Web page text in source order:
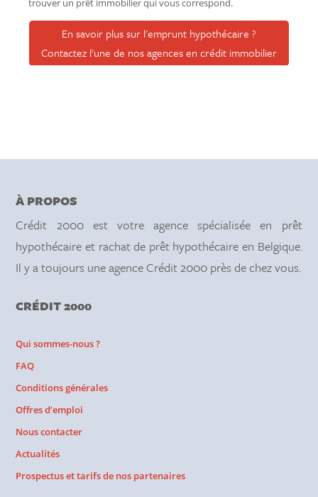
trouver un prêt immobilier qui vous correspond.
En savoir plus sur l'emprunt hypothécaire ?
Contactez l'une de nos agences en crédit immobilier
À PROPOS
Crédit 2000 est votre agence spécialisée en prêt
hypothécaire et rachat de prêt hypothécaire en Belgique.
Il y a toujours une agence Crédit 2000 près de chez vous.
CRÉDIT 2000
Qui sommes-nous ?
FAQ
Conditions générales
Offres d’emploi
Nous contacter
Actualités
Prospectus et tarifs de nos partenaires